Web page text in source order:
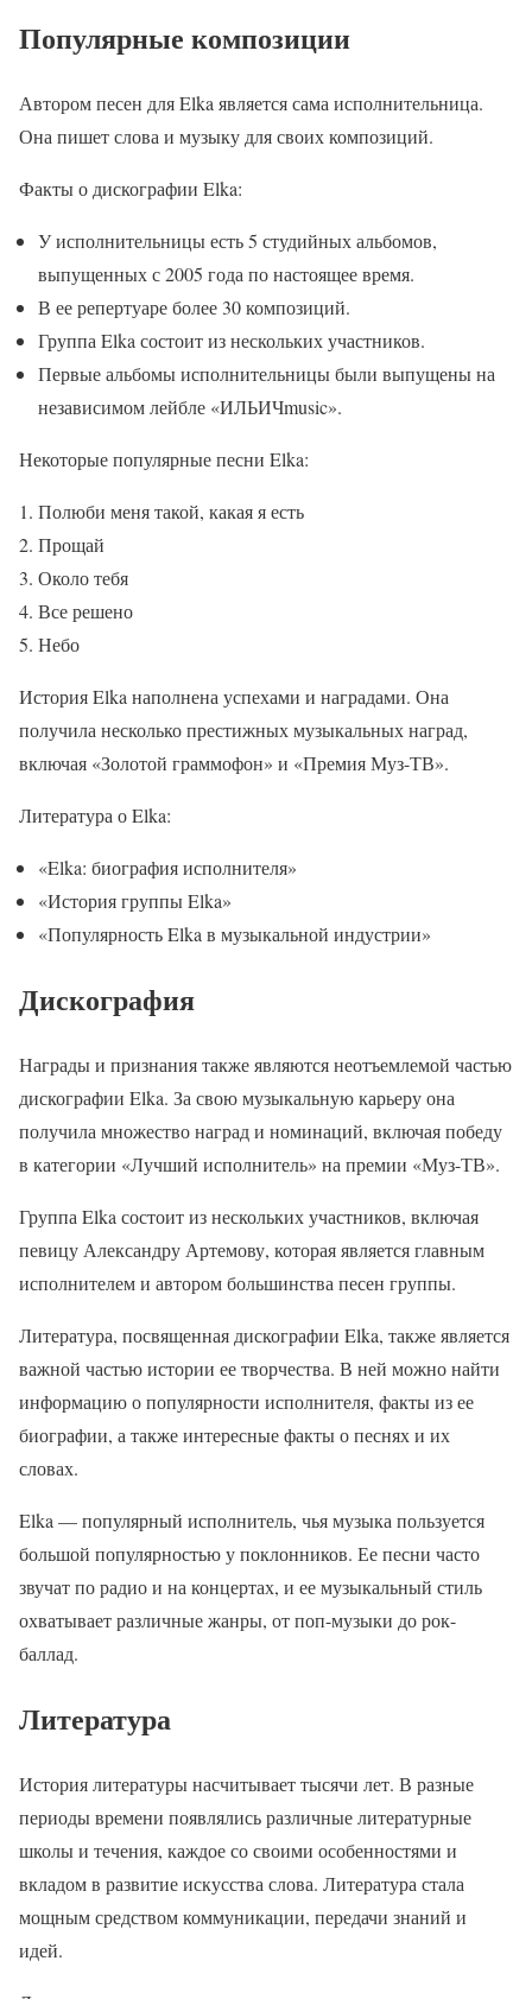
Популярные композиции
Автором песен для Elka является сама исполнительница.
Она пишет слова и музыку для своих композиций.
Факты о дискографии Elka:
У исполнительницы есть 5 студийных альбомов,
выпущенных с 2005 года по настоящее время.
В ее репертуаре более 30 композиций.
Группа Elka состоит из нескольких участников.
Первые альбомы исполнительницы были выпущены на
независимом лейбле «ИЛЬИЧmusic».
Некоторые популярные песни Elka:
Полюби меня такой, какая я есть
Прощай
Около тебя
Все решено
Небо
История Elka наполнена успехами и наградами. Она
получила несколько престижных музыкальных наград,
включая «Золотой граммофон» и «Премия Муз-ТВ».
Литература о Elka:
«Elka: биография исполнителя»
«История группы Elka»
«Популярность Elka в музыкальной индустрии»
Дискография
Награды и признания также являются неотъемлемой частью
дискографии Elka. За свою музыкальную карьеру она
получила множество наград и номинаций, включая победу
в категории «Лучший исполнитель» на премии «Муз-ТВ».
Группа Elka состоит из нескольких участников, включая
певицу Александру Артемову, которая является главным
исполнителем и автором большинства песен группы.
Литература, посвященная дискографии Elka, также является
важной частью истории ее творчества. В ней можно найти
информацию о популярности исполнителя, факты из ее
биографии, а также интересные факты о песнях и их
словах.
Elka — популярный исполнитель, чья музыка пользуется
большой популярностью у поклонников. Ее песни часто
звучат по радио и на концертах, и ее музыкальный стиль
охватывает различные жанры, от поп-музыки до рок-
баллад.
Литература
История литературы насчитывает тысячи лет. В разные
периоды времени появлялись различные литературные
школы и течения, каждое со своими особенностями и
вкладом в развитие искусства слова. Литература стала
мощным средством коммуникации, передачи знаний и
идей.